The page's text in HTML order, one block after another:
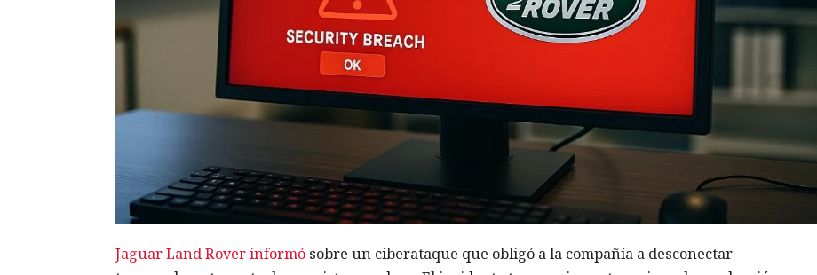
Jaguar Land Rover informósobre un ciberataque que obligó a la compañía a desconectar